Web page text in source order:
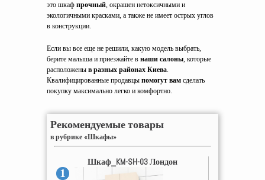
это шкаф прочный, окрашен нетоксичными и
экологичными красками, а также не имеет острых углов
в конструкции.
Если вы все еще не решили, какую модель выбрать,
берите малыша и приезжайте в наши салоны, которые
расположены в разных районах Киева.
Квалифицированные продавцы помогут вам сделать
покупку максимально легко и комфортно.
Рекомендуемые товары
в рубрике «Шкафы»
Шкаф_KM-SH-03 Лондон
1